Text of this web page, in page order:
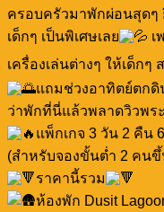
ครอบครัวมาพักผ่อนสุดๆ
เด็กๆ เป็นพิเศษเลย
เ
เครื่องเล่นต่างๆ ให้เด็กๆ
แถมช่วงอาทิตย์ตกดิ
ว่าพักที่นี่แล้วพลาดวิวพร
แพ็กเกจ 3 วัน 2 คืน
(สำหรับจองขั้นต่ำ 2 คนขึ้
ราคานี้รวม
ห้องพัก Dusit